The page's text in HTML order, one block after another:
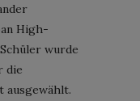
High-
wurde
die
ausgewählt.